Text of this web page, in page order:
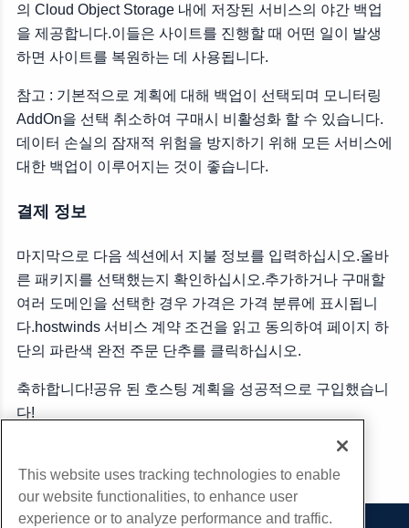
의 Cloud Object Storage 내에 저장된 서비스의 야간 백업
을 제공합니다.이들은 사이트를 진행할 때 어떤 일이 발생
하면 사이트를 복원하는 데 사용됩니다.
참고 : 기본적으로 계획에 대해 백업이 선택되며 모니터링
AddOn을 선택 취소하여 구매시 비활성화 할 수 있습니다.
데이터 손실의 잠재적 위험을 방지하기 위해 모든 서비스에
대한 백업이 이루어지는 것이 좋습니다.
결제 정보
마지막으로 다음 섹션에서 지불 정보를 입력하십시오.올바
른 패키지를 선택했는지 확인하십시오.추가하거나 구매할
여러 도메인을 선택한 경우 가격은 가격 분류에 표시됩니
다.hostwinds 서비스 계약 조건을 읽고 동의하여 페이지 하
단의 파란색 완전 주문 단추를 클릭하십시오.
축하합니다!공유 된 호스팅 계획을 성공적으로 구입했습니
다!
This website uses tracking technologies to enable
our website functionalities, to enhance user
experience or to analyze performance and traffic.